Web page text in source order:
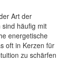
​Art der
häufig mit
energetische​
oft in Kerzen für
zu schärfen